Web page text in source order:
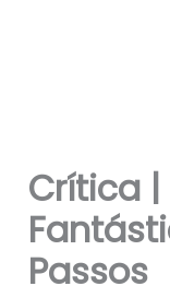
Crítica
Passos